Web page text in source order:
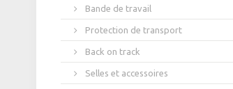
Bande de travail
Protection de transport
Back on track
Selles et accessoires